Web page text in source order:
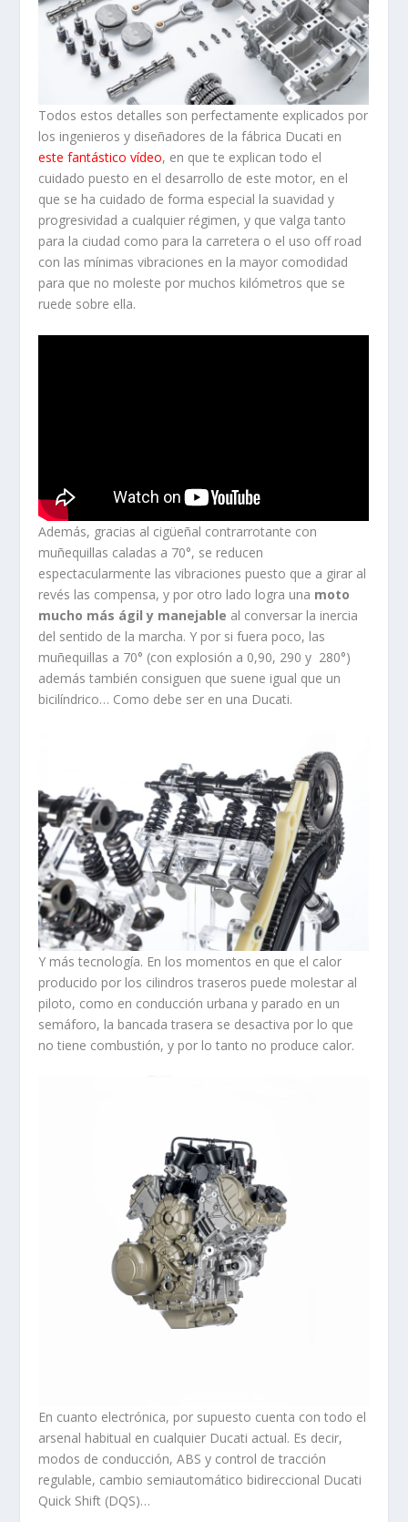
Todos estos detalles son perfectamente explicados por
los ingenieros y diseñadores de la fábrica Ducati en
este fantástico vídeo, en que te explican todo el
cuidado puesto en el desarrollo de este motor, en el
que se ha cuidado de forma especial la suavidad y
progresividad a cualquier régimen, y que valga tanto
para la ciudad como para la carretera o el uso off road
con las mínimas vibraciones en la mayor comodidad
para que no moleste por muchos kilómetros que se
ruede sobre ella.
Además, gracias al cigüeñal contrarrotante con
muñequillas caladas a 70°, se reducen
espectacularmente las vibraciones puesto que a girar al
revés las compensa, y por otro lado logra una moto
mucho más ágil y manejable al conversar la inercia
del sentido de la marcha. Y por si fuera poco, las
muñequillas a 70° (con explosión a 0,90, 290 y 280°)
además también consiguen que suene igual que un
bicilíndrico… Como debe ser en una Ducati.
Y más tecnología. En los momentos en que el calor
producido por los cilindros traseros puede molestar al
piloto, como en conducción urbana y parado en un
semáforo, la bancada trasera se desactiva por lo que
no tiene combustión, y por lo tanto no produce calor.
En cuanto electrónica, por supuesto cuenta con todo el
arsenal habitual en cualquier Ducati actual. Es decir,
modos de conducción, ABS y control de tracción
regulable, cambio semiautomático bidireccional Ducati
Quick Shift (DQS)…